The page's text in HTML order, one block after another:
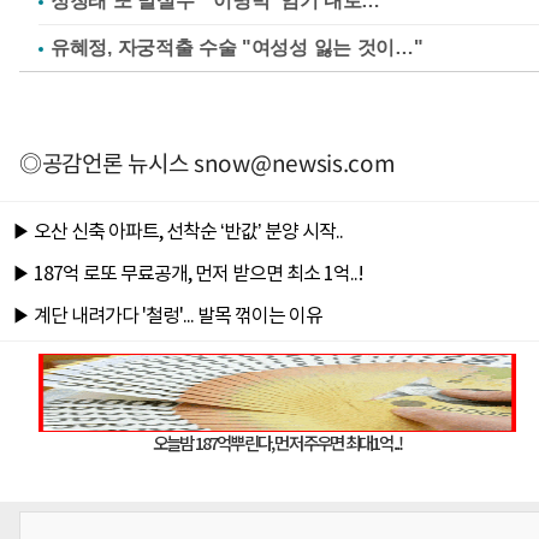
유혜정, 자궁적출 수술 "여성성 잃는 것이…"
◎공감언론 뉴시스snow@newsis.com